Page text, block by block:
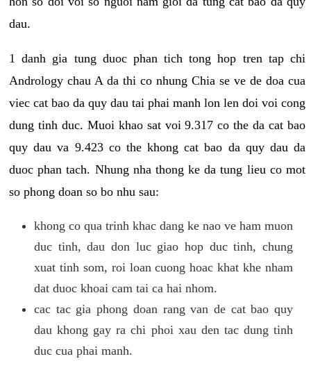
dau.
1 danh gia tung duoc phan tich tong hop tren tap chi
Andrology chau A da thi co nhung Chia se ve de doa cua
viec cat bao da quy dau tai phai manh lon len doi voi cong
dung tinh duc. Muoi khao sat voi 9.317 co the da cat bao
quy dau va 9.423 co the khong cat bao da quy dau da
duoc phan tach. Nhung nha thong ke da tung lieu co mot
so phong doan so bo nhu sau:
khong co qua trinh khac dang ke nao ve ham muon
duc tinh, dau don luc giao hop duc tinh, chung
xuat tinh som, roi loan cuong hoac khat khe nham
dat duoc khoai cam tai ca hai nhom.
cac tac gia phong doan rang van de cat bao quy
dau khong gay ra chi phoi xau den tac dung tinh
duc cua phai manh.